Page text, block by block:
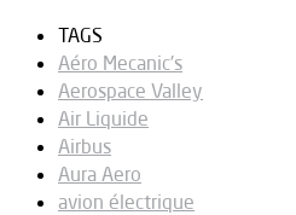
TAGS
Aéro Mecanic's
Aerospace Valley
Air Liquide
Airbus
Aura Aero
avion électrique